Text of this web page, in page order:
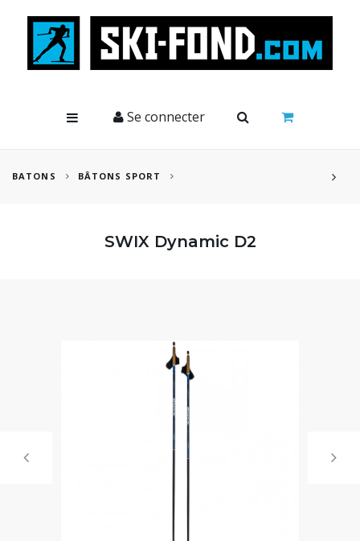
Se connecter
BATONS BÂTONS SPORT
SWIX Dynamic D2